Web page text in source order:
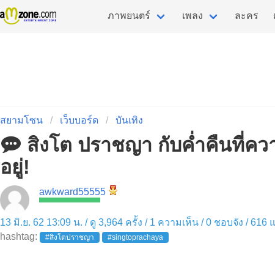
ภาพยนตร์ เพลง ละคร
สยามโซน เว็บบอร์ด บันเทิง
สิงโต ปราชญา กับค่ำคืนที่คว
อยู่!
awkward55555
13 มิ.ย. 62 13:09 น. / ดู 3,964 ครั้ง / 1 ความเห็น /0 ชอบจัง /616
hashtag:
#สิงโตปราชญา #singtoprachaya